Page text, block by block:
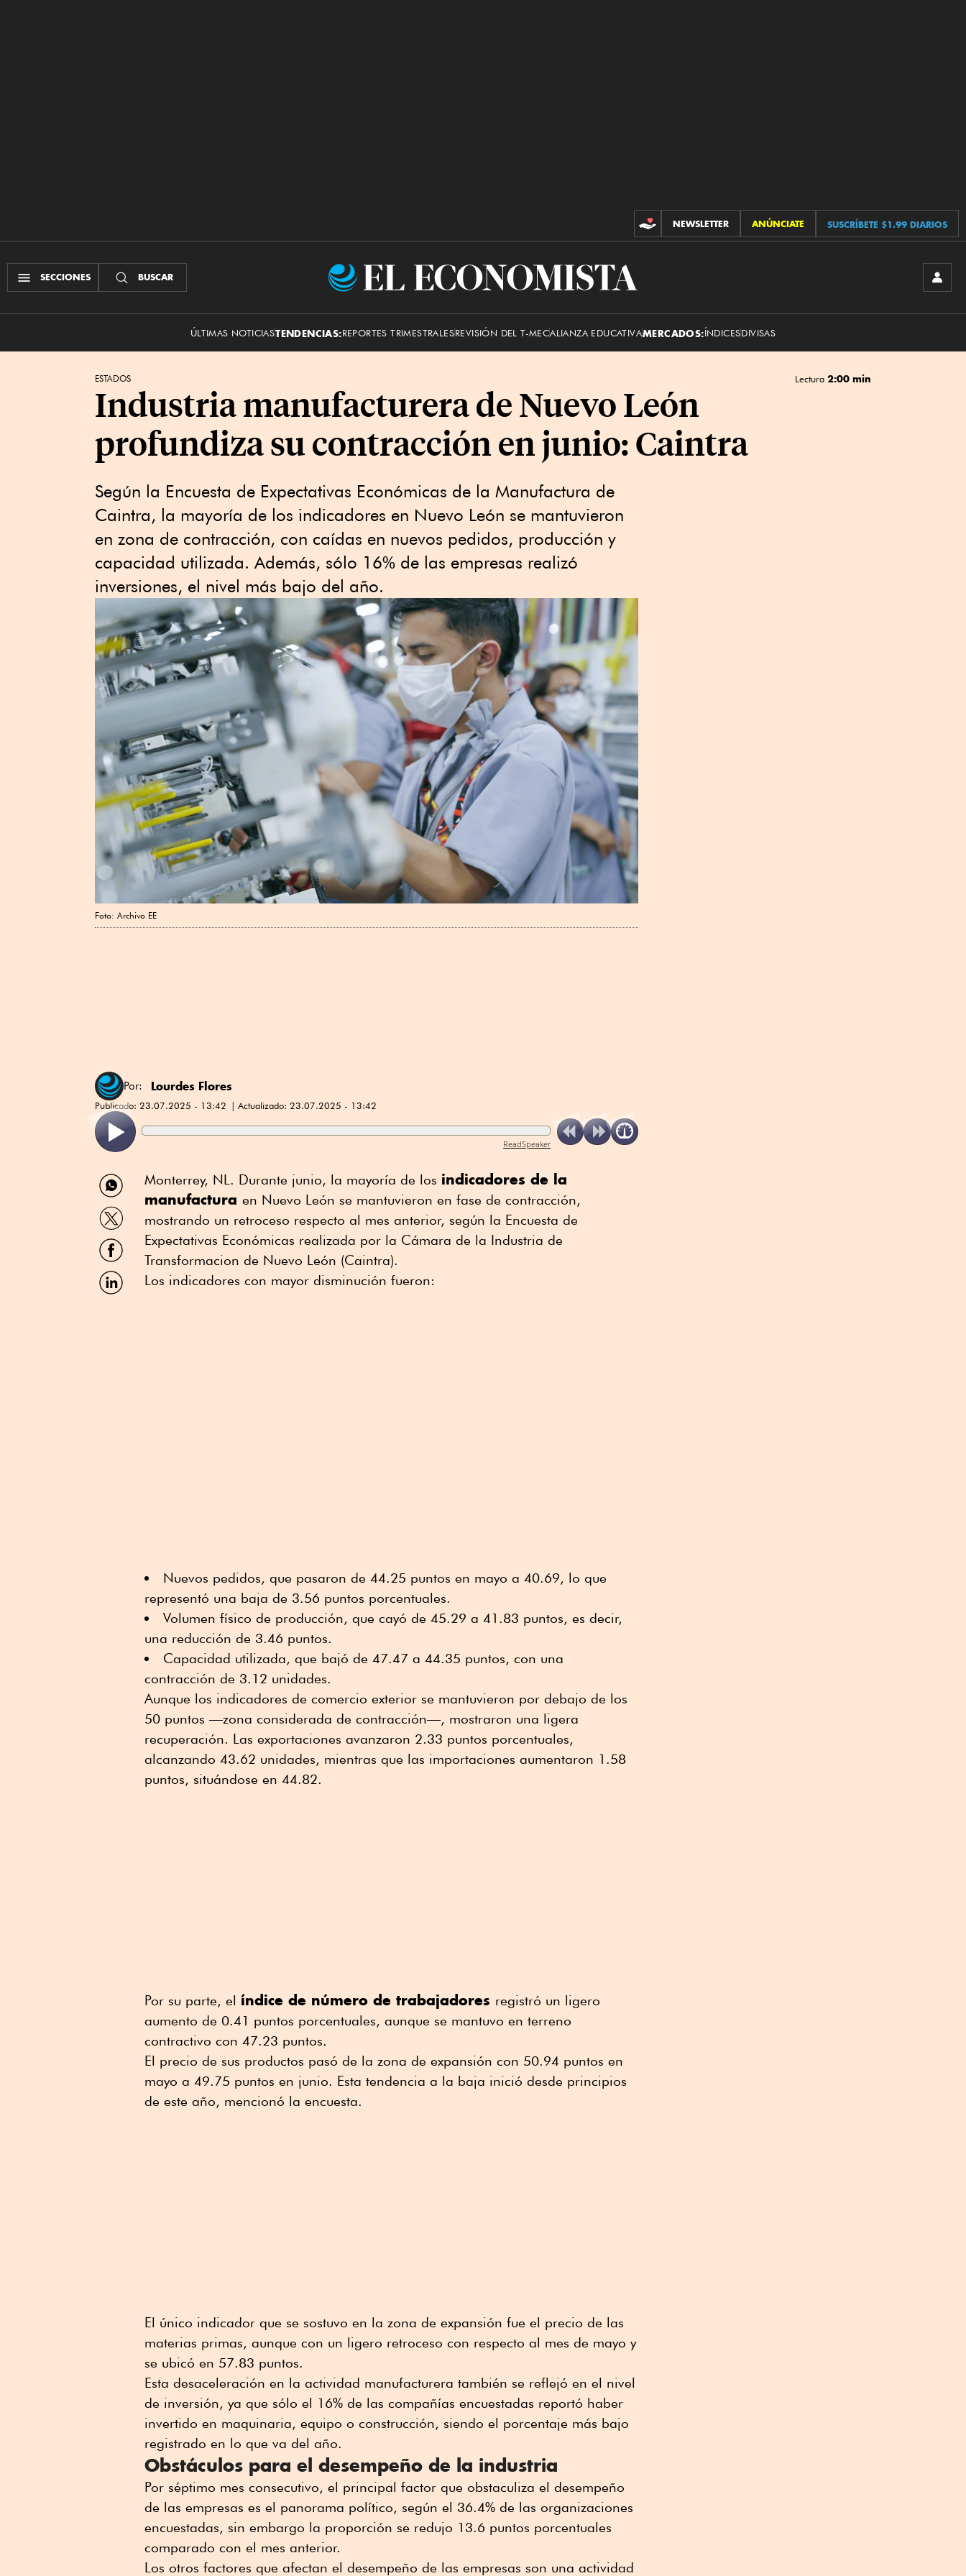
CONTRIBUCIONES
NEWSLETTER ANÚNCIATE SUSCRÍBETE $1.99 DIARIOS
SECCIONES BUSCAR
El
ÚLTIMAS NOTICIASTENDENCIAS:REPORTES TRIMESTRALESREVISIÓN DEL T-MECALIANZA EDUCATIVAMERCADOS:ÍNDICESDIVISAS
ESTADOS Lectura 2:00 min
Industria manufacturera de Nuevo León
profundiza su contracción en junio: Caintra
Según la Encuesta de Expectativas Económicas de la Manufactura de
Caintra, la mayoría de los indicadores en Nuevo León se mantuvieron
en zona de contracción, con caídas en nuevos pedidos, producción y
capacidad utilizada. Además, sólo 16% de las empresas realizó
inversiones, el nivel más bajo del año.
Foto: Archivo EE
Por: Lourdes Flores
Publicado: 23.07.2025 - 13:42 Actualizado: 23.07.2025 - 13:42
ReadSpeaker
Compartir
por
WhatsApp
Compartir
por
Twitter
Compartir
por
Facebook
Compartir
por
Monterrey, NL. Durante junio, la mayoría de los indicadores de la
manufactura en Nuevo León se mantuvieron en fase de contracción,
mostrando un retroceso respecto al mes anterior, según la Encuesta de
Expectativas Económicas realizada por la Cámara de la Industria de
Transformacion de Nuevo León (Caintra).
Los indicadores con mayor disminución fueron:
Nuevos pedidos, que pasaron de 44.25 puntos en mayo a 40.69, lo que
representó una baja de 3.56 puntos porcentuales.
Volumen físico de producción, que cayó de 45.29 a 41.83 puntos, es decir,
una reducción de 3.46 puntos.
Capacidad utilizada, que bajó de 47.47 a 44.35 puntos, con una
contracción de 3.12 unidades.
Aunque los indicadores de comercio exterior se mantuvieron por debajo de los
50 puntos —zona considerada de contracción—, mostraron una ligera
recuperación. Las exportaciones avanzaron 2.33 puntos porcentuales,
alcanzando 43.62 unidades, mientras que las importaciones aumentaron 1.58
puntos, situándose en 44.82.
Por su parte, el índice de número de trabajadores registró un ligero
aumento de 0.41 puntos porcentuales, aunque se mantuvo en terreno
contractivo con 47.23 puntos.
El precio de sus productos pasó de la zona de expansión con 50.94 puntos en
mayo a 49.75 puntos en junio. Esta tendencia a la baja inició desde principios
de este año, mencionó la encuesta.
El único indicador que se sostuvo en la zona de expansión fue el precio de las
materias primas, aunque con un ligero retroceso con respecto al mes de mayo y
se ubicó en 57.83 puntos.
Esta desaceleración en la actividad manufacturera también se reflejó en el nivel
de inversión, ya que sólo el 16% de las compañías encuestadas reportó haber
invertido en maquinaria, equipo o construcción, siendo el porcentaje más bajo
registrado en lo que va del año.
Obstáculos para el desempeño de la industria
Por séptimo mes consecutivo, el principal factor que obstaculiza el desempeño
de las empresas es el panorama político, según el 36.4% de las organizaciones
encuestadas, sin embargo la proporción se redujo 13.6 puntos porcentuales
comparado con el mes anterior.
Los otros factores que afectan el desempeño de las empresas son una actividad